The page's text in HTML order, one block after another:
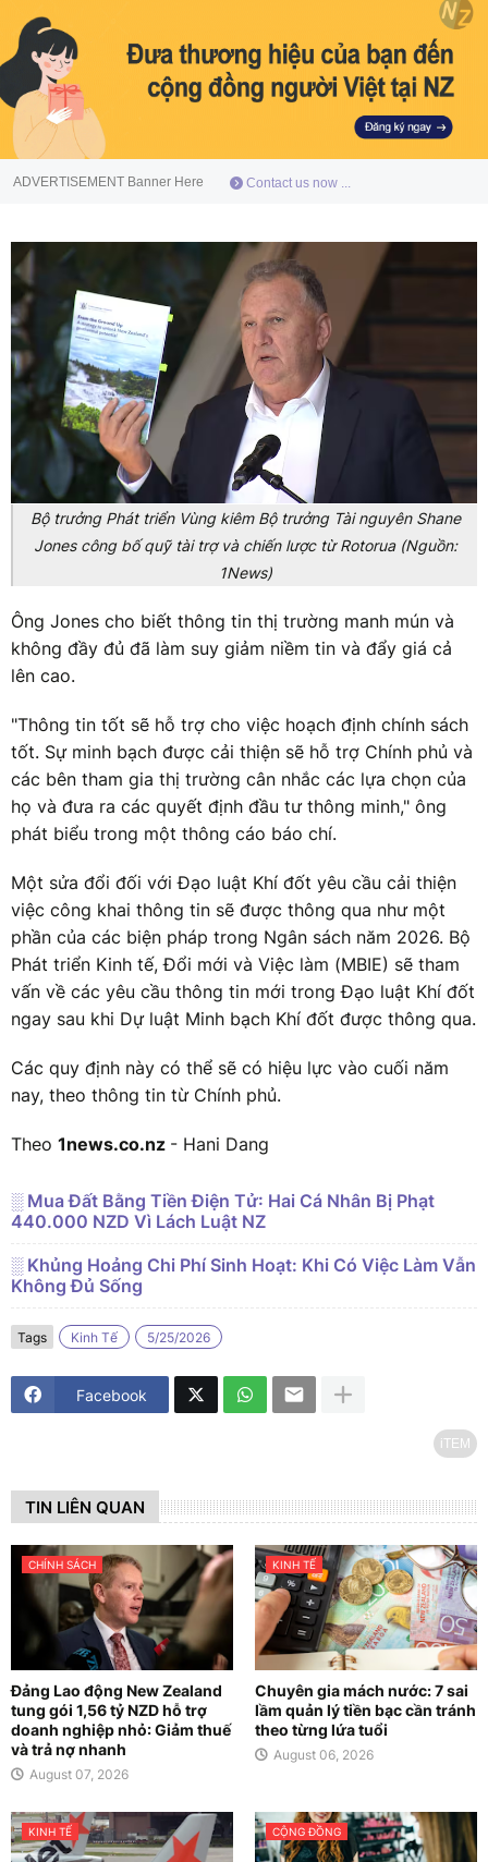
ADVERTISEMENT Banner Here Contact us now ...
Bộ trưởng Phát triển Vùng kiêm Bộ trưởng Tài nguyên Shane
Jones công bố quỹ tài trợ và chiến lược từ Rotorua (Nguồn:
1News)
Ông Jones cho biết thông tin thị trường manh mún và
không đầy đủ đã làm suy giảm niềm tin và đẩy giá cả
lên cao.
"Thông tin tốt sẽ hỗ trợ cho việc hoạch định chính sách
tốt. Sự minh bạch được cải thiện sẽ hỗ trợ Chính phủ và
các bên tham gia thị trường cân nhắc các lựa chọn của
họ và đưa ra các quyết định đầu tư thông minh," ông
phát biểu trong một thông cáo báo chí.
Một sửa đổi đối với Đạo luật Khí đốt yêu cầu cải thiện
việc công khai thông tin sẽ được thông qua như một
phần của các biện pháp trong Ngân sách năm 2026. Bộ
Phát triển Kinh tế, Đổi mới và Việc làm (MBIE) sẽ tham
vấn về các yêu cầu thông tin mới trong Đạo luật Khí đốt
ngay sau khi Dự luật Minh bạch Khí đốt được thông qua.
Các quy định này có thể sẽ có hiệu lực vào cuối năm
nay, theo thông tin từ Chính phủ.
Theo 1news.co.nz - Hani Dang
░ Mua Đất Bằng Tiền Điện Tử: Hai Cá Nhân Bị Phạt
440.000 NZD Vì Lách Luật NZ
░ Khủng Hoảng Chi Phí Sinh Hoạt: Khi Có Việc Làm Vẫn
Không Đủ Sống
Tags Kinh Tế 5/25/2026
Facebook
iTEM
TIN LIÊN QUAN
CHÍNH SÁCH
Đảng Lao động New Zealand
tung gói 1,56 tỷ NZD hỗ trợ
doanh nghiệp nhỏ: Giảm thuế
và trả nợ nhanh
August 07, 2026
KINH TẾ
Chuyên gia mách nước: 7 sai
lầm quản lý tiền bạc cần tránh
theo từng lứa tuổi
August 06, 2026
KINH TẾ CỘNG ĐỒNG